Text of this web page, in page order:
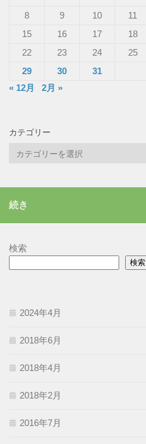
8
9 10 11
15
16 17 18
22
23 24 25
29
30
31
« 12月
2月 »
カテゴリー
ー
続き
検索
検索
2024年4月
2018年6月
2018年4月
2018年2月
2016年7月